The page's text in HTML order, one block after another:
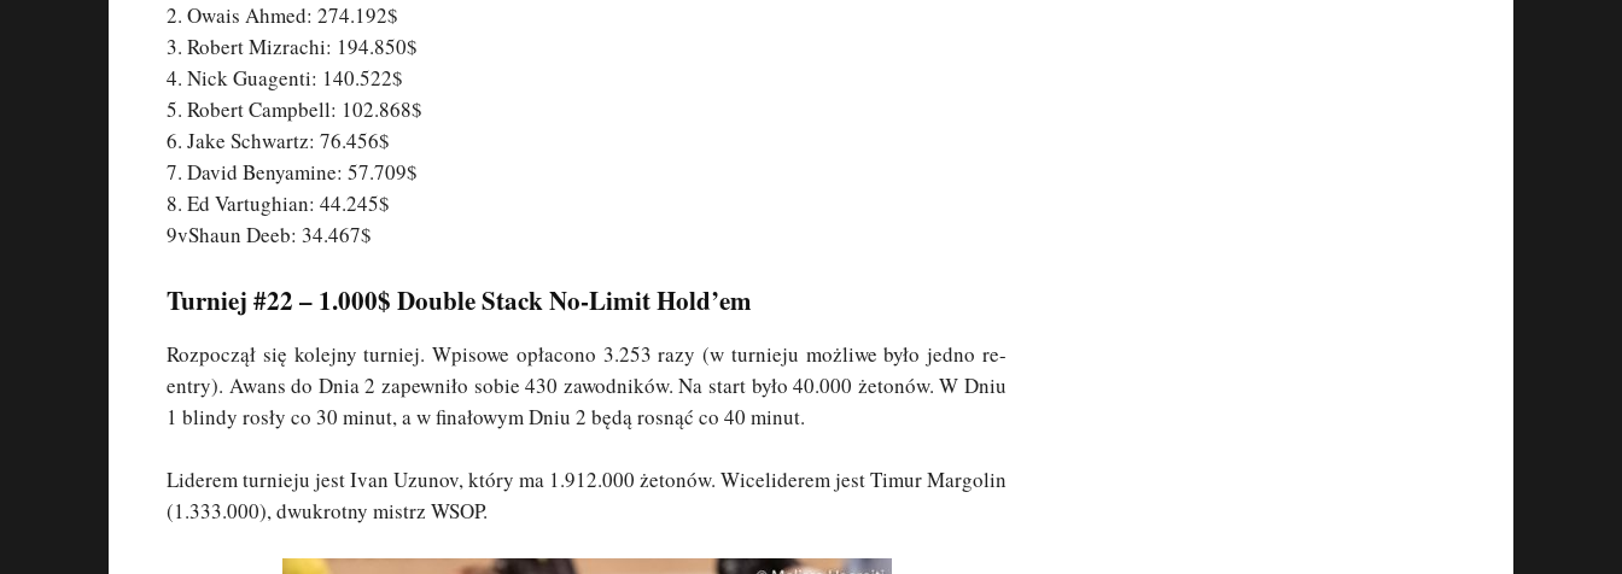
2. Owais Ahmed: 274.192$
3. Robert Mizrachi: 194.850$
4. Nick Guagenti: 140.522$
5. Robert Campbell: 102.868$
6. Jake Schwartz: 76.456$
7. David Benyamine: 57.709$
8. Ed Vartughian: 44.245$
9vShaun Deeb: 34.467$
Turniej #22 – 1.000$ Double Stack No-Limit Hold’em
Rozpoczął się kolejny turniej. Wpisowe opłacono 3.253 razy (w turnieju możliwe było jedno re-
entry). Awans do Dnia 2 zapewniło sobie 430 zawodników. Na start było 40.000 żetonów. W Dniu
1 blindy rosły co 30 minut, a w finałowym Dniu 2 będą rosnąć co 40 minut.
Liderem turnieju jest Ivan Uzunov, który ma 1.912.000 żetonów. Wiceliderem jest Timur Margolin
(1.333.000), dwukrotny mistrz WSOP.